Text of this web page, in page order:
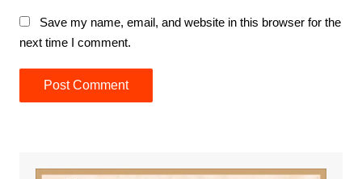
Save my name, email, and website in this browser for the
next time I comment.